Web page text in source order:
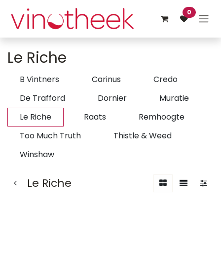
Overslaan naar inhoud
0
Le Riche
B Vintners Carinus
Credo
De Trafford
Dornier
Muratie
Le Riche
Raats
Remhoogte
Too Much Truth
Thistle & Weed
Winshaw
Le Riche